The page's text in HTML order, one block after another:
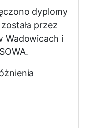
dyplomy
przez
Wadowicach i